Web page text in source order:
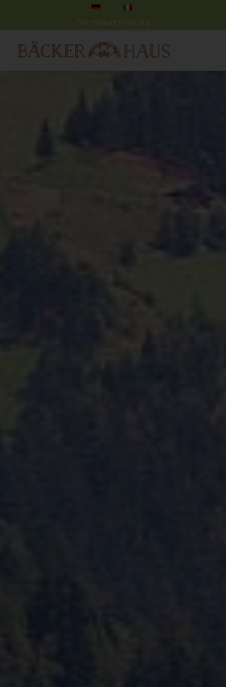
Tel. +39 0473 790 124